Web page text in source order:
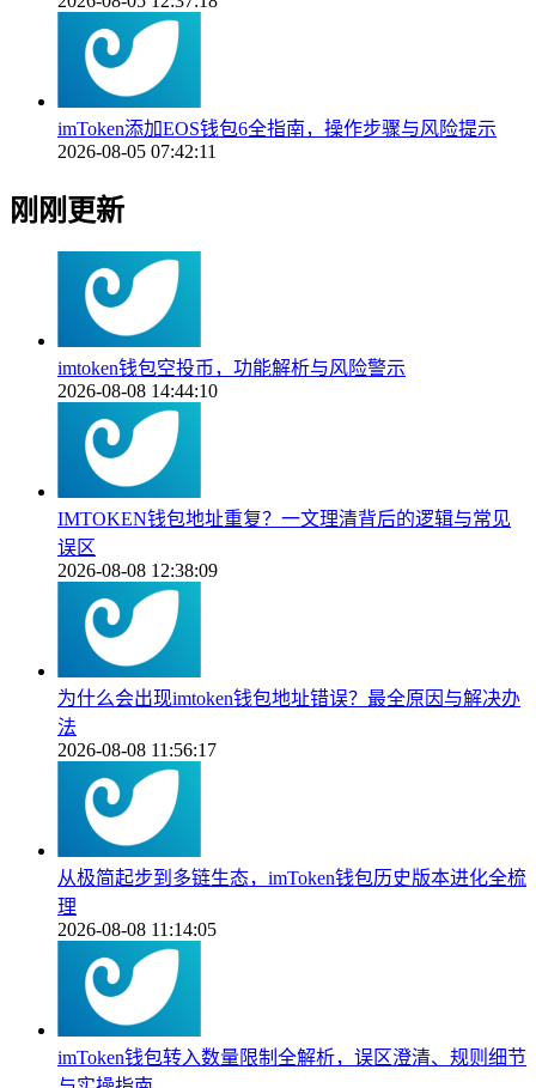
imToken添加EOS钱包6全指南，操作步骤与风险提示
2026-08-05 07:42:11
刚刚更新
imtoken钱包空投币，功能解析与风险警示
2026-08-08 14:44:10
IMTOKEN钱包地址重复？一文理清背后的逻辑与常见
误区
2026-08-08 12:38:09
为什么会出现imtoken钱包地址错误？最全原因与解决办
法
2026-08-08 11:56:17
从极简起步到多链生态，imToken钱包历史版本进化全梳
理
2026-08-08 11:14:05
imToken钱包转入数量限制全解析，误区澄清、规则细节